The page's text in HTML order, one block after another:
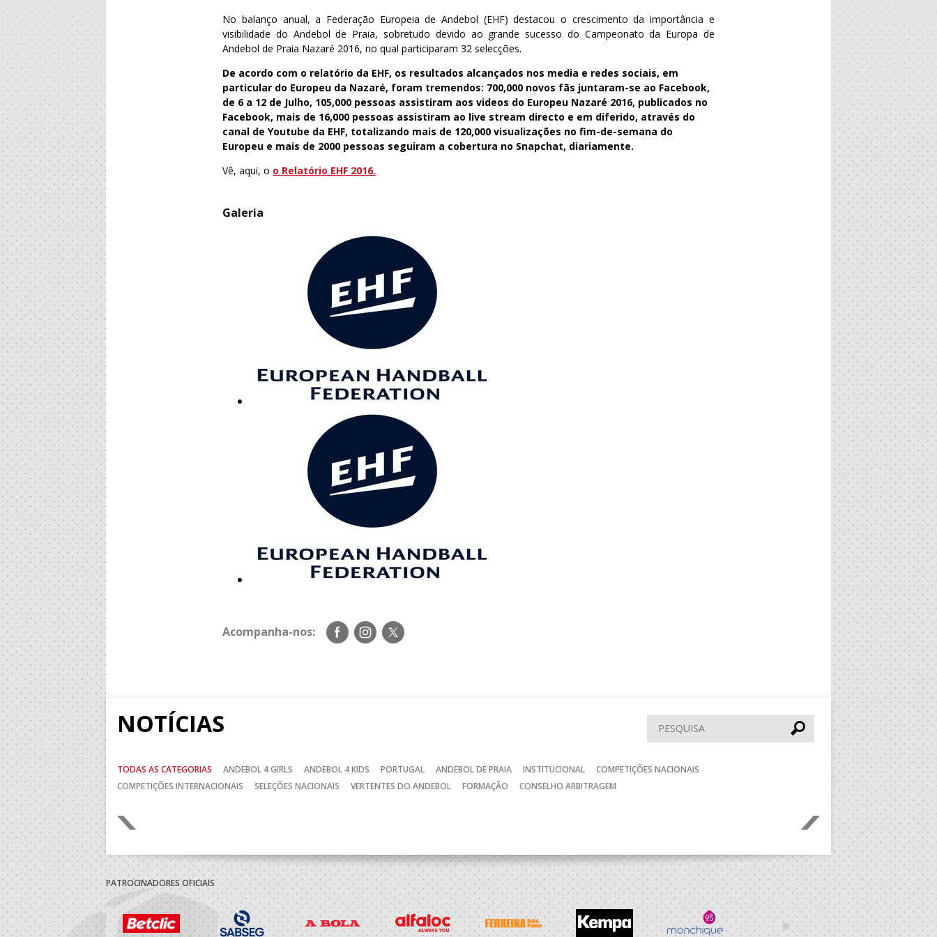
No balanço anual, a Federação Europeia de Andebol (EHF) destacou o crescimento da importância e
visibilidade do Andebol de Praia, sobretudo devido ao grande sucesso do Campeonato da Europa de
Andebol de Praia Nazaré 2016, no qual participaram 32 selecções.
De acordo com o relatório da EHF, os resultados alcançados nos media e redes sociais, em
particular do Europeu da Nazaré, foram tremendos: 700,000 novos fãs juntaram-se ao Facebook,
de 6 a 12 de Julho, 105,000 pessoas assistiram aos videos do Europeu Nazaré 2016, publicados no
Facebook, mais de 16,000 pessoas assistiram ao live stream directo e em diferido, através do
canal de Youtube da EHF, totalizando mais de 120,000 visualizações no fim-de-semana do
Europeu e mais de 2000 pessoas seguiram a cobertura no Snapchat, diariamente.
Vê, aqui, o o Relatório EHF 2016.
Galeria
Acompanha-nos:
Siga-
nos
Siga-
nos
Siga-
nos
NOTÍCIAS Pesquisar
TODAS AS CATEGORIAS ANDEBOL 4 GIRLS ANDEBOL 4 KIDS PORTUGAL ANDEBOL DE PRAIA INSTITUCIONAL
COMPETIÇÕES NACIONAIS
COMPETIÇÕES INTERNACIONAIS
SELEÇÕES NACIONAIS VERTENTES DO ANDEBOL FORMAÇÃO CONSELHO ARBITRAGEM
Anterior Seguinte
PATROCINADORES OFICIAIS